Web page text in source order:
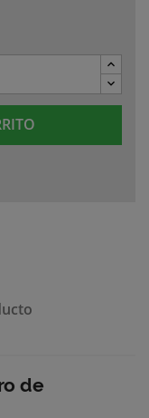
de